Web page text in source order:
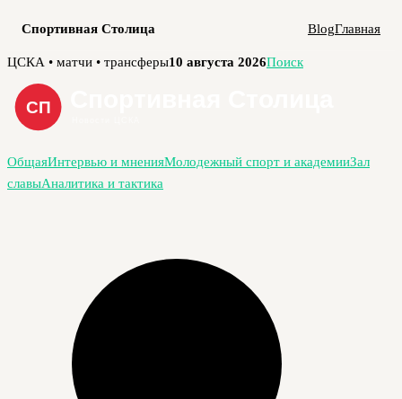
Спортивная Столица BlogГлавная
Перейти
содержимому
ЦСКА • матчи • трансферы10 августа 2026Поиск
ОбщаяИнтервью и мненияМолодежный спорт и академииЗал
славыАналитика и тактика